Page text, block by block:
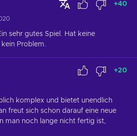
+40
sehr gutes Spiel. Hat keine
Problem.
+20
komplex und bietet unendlich
freut sich schon darauf eine neue
man noch lange nicht fertig ist,